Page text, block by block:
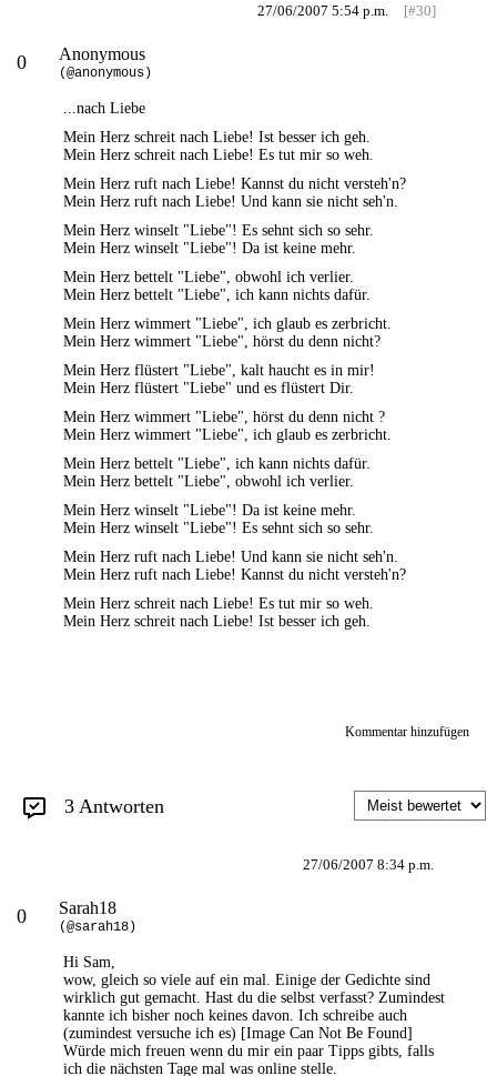
0
[#30]
27/06/2007 5:54 p.m.
Anonymous
(@anonymous)
...nach Liebe
Mein Herz schreit nach Liebe! Ist besser ich geh.
Mein Herz schreit nach Liebe! Es tut mir so weh.
Mein Herz ruft nach Liebe! Kannst du nicht versteh'n?
Mein Herz ruft nach Liebe! Und kann sie nicht seh'n.
Mein Herz winselt "Liebe"! Es sehnt sich so sehr.
Mein Herz winselt "Liebe"! Da ist keine mehr.
Mein Herz bettelt "Liebe", obwohl ich verlier.
Mein Herz bettelt "Liebe", ich kann nichts dafür.
Mein Herz wimmert "Liebe", ich glaub es zerbricht.
Mein Herz wimmert "Liebe", hörst du denn nicht?
Mein Herz flüstert "Liebe", kalt haucht es in mir!
Mein Herz flüstert "Liebe" und es flüstert Dir.
Mein Herz wimmert "Liebe", hörst du denn nicht ?
Mein Herz wimmert "Liebe", ich glaub es zerbricht.
Mein Herz bettelt "Liebe", ich kann nichts dafür.
Mein Herz bettelt "Liebe", obwohl ich verlier.
Mein Herz winselt "Liebe"! Da ist keine mehr.
Mein Herz winselt "Liebe"! Es sehnt sich so sehr.
Mein Herz ruft nach Liebe! Und kann sie nicht seh'n.
Mein Herz ruft nach Liebe! Kannst du nicht versteh'n?
Mein Herz schreit nach Liebe! Es tut mir so weh.
Mein Herz schreit nach Liebe! Ist besser ich geh.
Kommentar hinzufügen
3 Antworten
0
27/06/2007 8:34 p.m.
Sarah18
(@sarah18)
Hi Sam,
wow, gleich so viele auf ein mal. Einige der Gedichte sind
wirklich gut gemacht. Hast du die selbst verfasst? Zumindest
kannte ich bisher noch keines davon. Ich schreibe auch
(zumindest versuche ich es) [Image Can Not Be Found]
Würde mich freuen wenn du mir ein paar Tipps gibts, falls
ich die nächsten Tage mal was online stelle.